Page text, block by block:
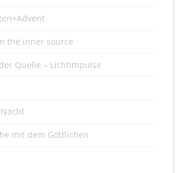
the inner source
Quelle – Lichtimpulse
mit dem Göttlichen